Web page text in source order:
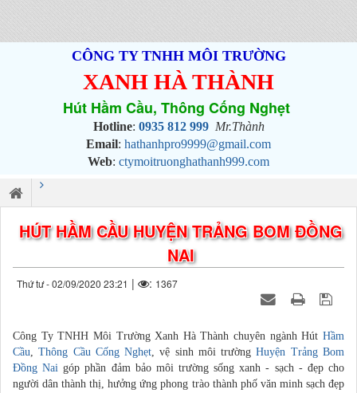
CÔNG TY TNHH MÔI TRƯỜNG
XANH HÀ THÀNH
Hút Hầm Cầu, Thông Cống Nghẹt
Hotline: 0935 812 999 Mr.Thành
Email: hathanhpro9999@gmail.com
Web: ctymoitruonghathanh999.com
HÚT HẦM CẦU HUYỆN TRẢNG BOM ĐỒNG
NAI
Thứ tư - 02/09/2020 23:21 | : 1367
Công Ty TNHH Môi Trường Xanh Hà Thành chuyên ngành Hút Hầm
Cầu,Thông Cầu Cống Nghẹt, vệ sinh môi trườngHuyện Trảng Bom
Đồng Nai góp phần đảm bảo môi trường sống xanh - sạch - đẹp cho
người dân thành thị, hưởng ứng phong trào thành phố văn minh sạch đẹp